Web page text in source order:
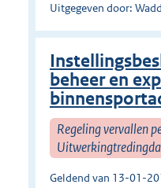
Uitgegeven door:
beheer en
Regeling vervallen
Geldend van 13-01-